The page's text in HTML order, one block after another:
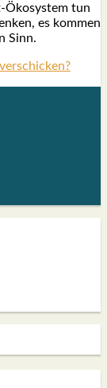
Öko­sys­tem tun
es kom­men
Sinn.